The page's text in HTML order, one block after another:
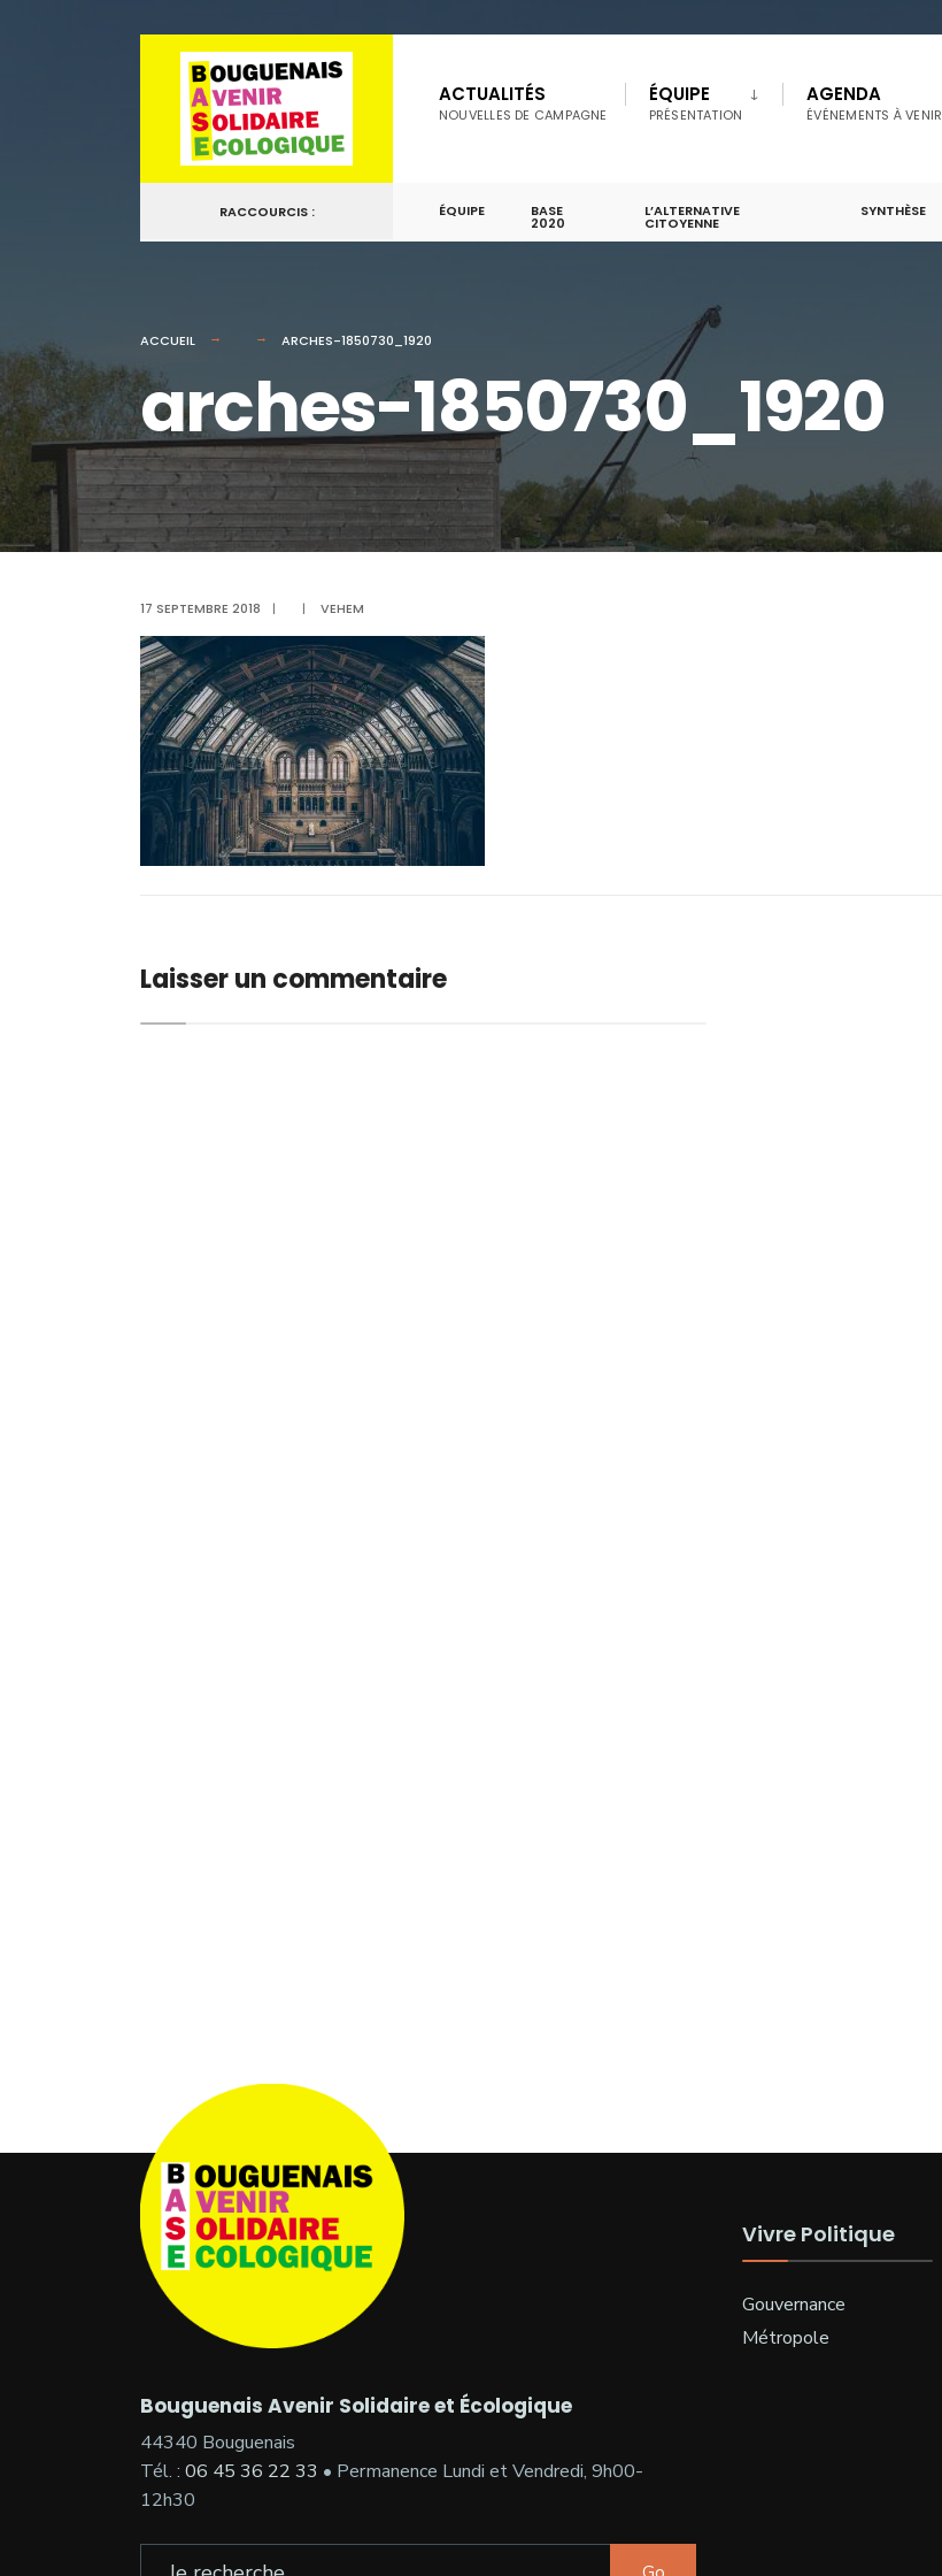
Passer
contenu
ACTUALITÉS
NOUVELLES DE CAMPAGNE
ÉQUIPE
PRÉSENTATION
AGENDA
ÉVÉNEMENTS À VENIR
RACCOURCIS : ÉQUIPE BASE
2020
L’ALTERNATIVE
CITOYENNE
SYNTHÈSE
ACCUEIL ARCHES-1850730_1920
arches-1850730_1920
17 SEPTEMBRE 2018 | | VEHEM
Laisser un commentaire
Bouguenais Avenir Solidaire et Écologique
44340 Bouguenais
Tél. : 06 45 36 22 33 • Permanence Lundi et Vendredi, 9h00-
12h30
Vivre Politique
Gouvernance
Métropole